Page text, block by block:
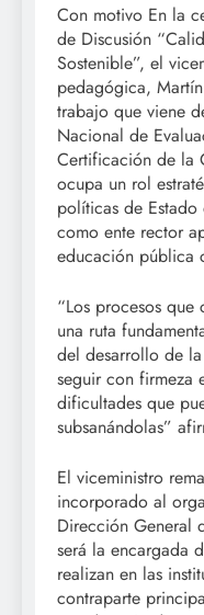
Con motivo En la
de Discusión
Sostenible”, el
pedagógica,
trabajo que viene
Nacional de
Certificación de la
ocupa un rol
políticas de
como ente rector
educación pública
“Los procesos
una ruta
del desarrollo de
seguir con firmeza
dificultades que
subsanándolas”
El viceministro
incorporado al
Dirección General
será la encargada
realizan en las
contraparte